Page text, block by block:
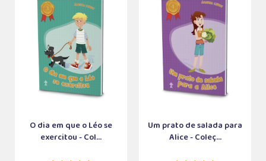
O dia em que o Léo se
exercitou - Col...
Um prato de salada para
Alice - Coleç...